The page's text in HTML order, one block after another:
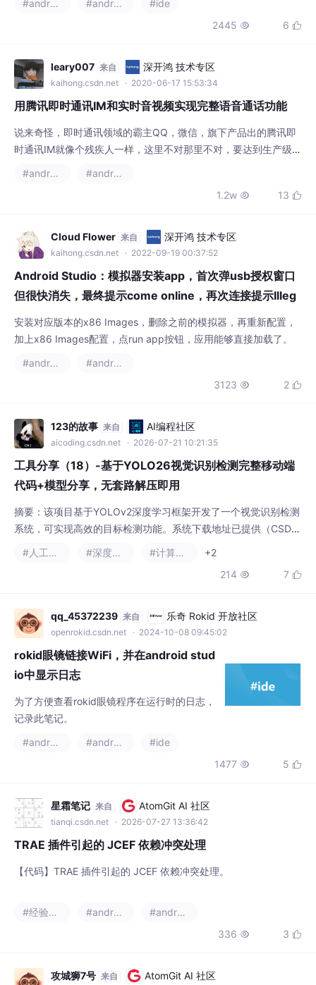
#android #android studio
#ide
2445  6 
leary007 来自 深开鸿 技术专区
kaihong.csdn.net · 2020-06-17 15:53:34
用腾讯即时通讯IM和实时音视频实现完整语音通话功能
说来奇怪，即时通讯领域的霸主QQ，微信，旗下产品出的腾讯即
时通讯IM就像个残疾人一样，这里不对那里不对，要达到生产级
料准备初步实现语音通话完善通话逻辑铃声震动实现、悬浮窗实现
精简版TRTC）Android Studio 3
#android
#android studio
1.2w  13 
Cloud Flower 来自 深开鸿 技术专区
kaihong.csdn.net · 2022-09-19 00:37:52
Android Studio：模拟器安装app，首次弹usb授权窗口
但很快消失，最终提示come online，再次连接提示Illeg
al char at index
安装对应版本的x86 Images，删除之前的模拟器，再重新配置，
加上x86 Images配置，点run app按钮，应用能够直接加载了。
#android studio
#android
3123  2 
123的故事 来自 AI编程社区
aicoding.csdn.net · 2026-07-21 10:21:35
工具分享（18）-基于YOLO26视觉识别检测完整移动端
代码+模型分享，无套路解压即用
摘要：该项目基于YOLOv2深度学习框架开发了一个视觉识别检测
系统，可实现高效的目标检测功能。系统下载地址已提供（CSDN
资源），包含完整的实现代码与预训练模型。演示效果显示该系统
等场景。项目采用改进的YOLO26架构，在保持实时性的同时提升
#人工智能 #深度学习 #计算机视觉
+2
214  7 
qq_45372239 来自 乐奇 Rokid 开放社区
openrokid.csdn.net · 2024-10-08 09:45:02
rokid眼镜链接WiFi，并在android stud
io中显示日志
为了方便查看rokid眼镜程序在运行时的日志，
记录此笔记。
#android studio
#android
#ide
1477  5 
星霜笔记 来自 AtomGit AI 社区
tianqi.csdn.net · 2026-07-27 13:36:42
TRAE 插件引起的 JCEF 依赖冲突处理
【代码】TRAE 插件引起的 JCEF 依赖冲突处理。
#经验分享 #android jetpack
#android studio
336  3 
攻城狮7号 来自 AtomGit AI 社区